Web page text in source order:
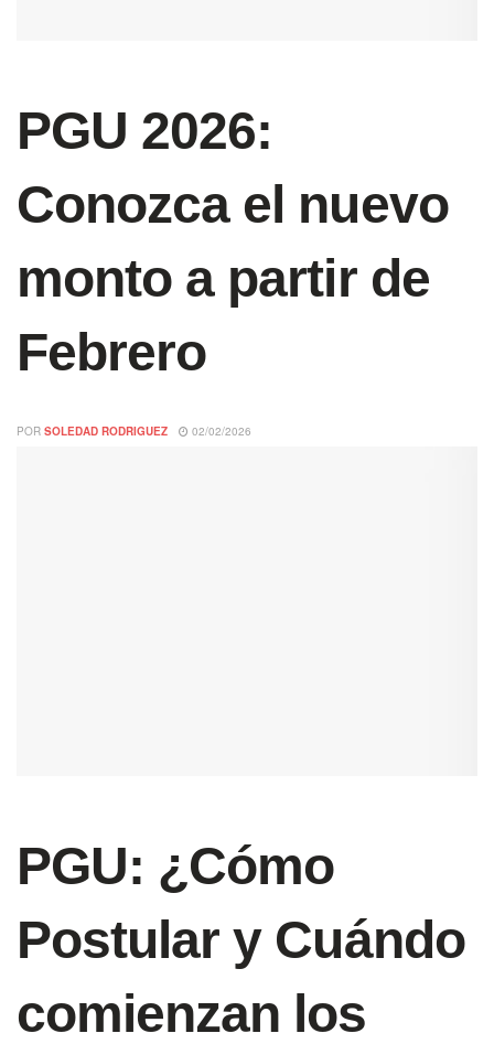
PGU 2026:
Conozca el nuevo
monto a partir de
Febrero
POR SOLEDAD RODRIGUEZ 02/02/2026
PGU: ¿Cómo
Postular y Cuándo
comienzan los